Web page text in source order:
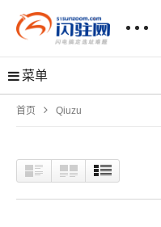
菜单
首页 Qiuzu